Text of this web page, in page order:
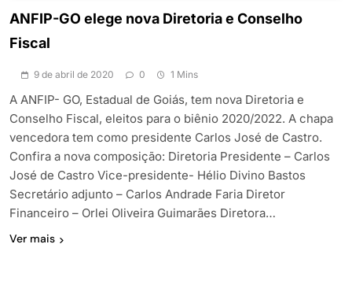
ANFIP-GO elege nova Diretoria e Conselho
Fiscal
9 de abril de 2020 0 1 Mins
A ANFIP- GO, Estadual de Goiás, tem nova Diretoria e
Conselho Fiscal, eleitos para o biênio 2020/2022. A chapa
vencedora tem como presidente Carlos José de Castro.
Confira a nova composição: Diretoria Presidente – Carlos
José de Castro Vice-presidente- Hélio Divino Bastos
Secretário adjunto – Carlos Andrade Faria Diretor
Financeiro – Orlei Oliveira Guimarães Diretora…
Ver mais